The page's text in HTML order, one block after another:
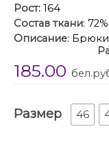
Рост: 164
Состав ткани:
Описание: Брюки
переду
молнию,
хольнитенами.
со шлевками,
185.00
Размер 46